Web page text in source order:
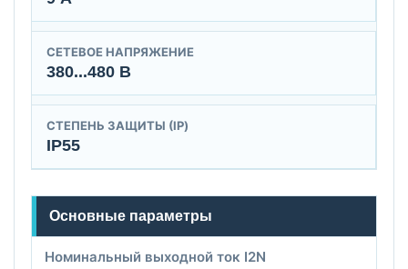
СЕТЕВОЕ НАПРЯЖЕНИЕ
380...480 В
СТЕПЕНЬ ЗАЩИТЫ (IP)
IP55
Основные параметры
Номинальный выходной ток I2N